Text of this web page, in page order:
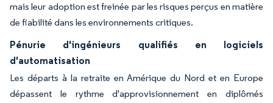
mais leur adoption est freinée par les risques perçus en matière
de fiabilité dans les environnements critiques.
Pénurie d'ingénieurs qualifiés en logiciels
d'automatisation
Les départs à la retraite en Amérique du Nord et en Europe
dépassent le rythme d'approvisionnement en diplômés